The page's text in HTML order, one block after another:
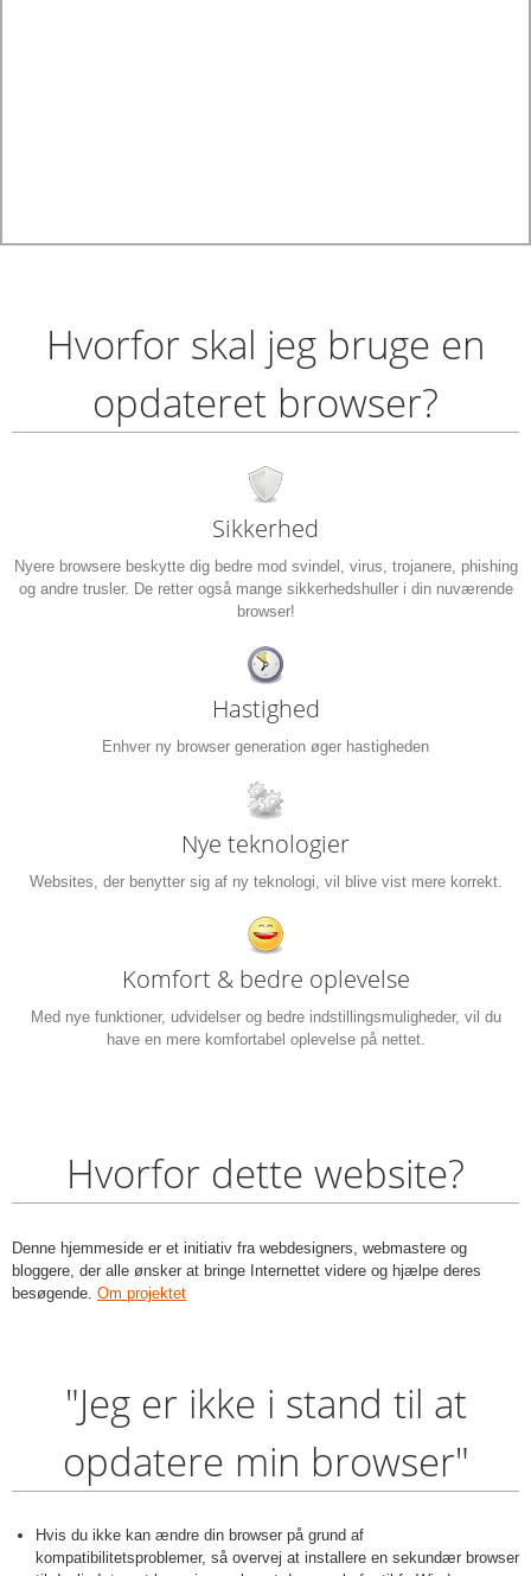
Hvorfor skal jeg bruge en
opdateret browser?
Sikkerhed
Nyere browsere beskytte dig bedre mod svindel, virus, trojanere, phishing
og andre trusler. De retter også mange sikkerhedshuller i din nuværende
browser!
Hastighed
Enhver ny browser generation øger hastigheden
Nye teknologier
Websites, der benytter sig af ny teknologi, vil blive vist mere korrekt.
Komfort & bedre oplevelse
Med nye funktioner, udvidelser og bedre indstillingsmuligheder, vil du
have en mere komfortabel oplevelse på nettet.
Hvorfor dette website?
Denne hjemmeside er et initiativ fra webdesigners, webmastere og
bloggere, der alle ønsker at bringe Internettet videre og hjælpe deres
besøgende. Om projektet
"Jeg er ikke i stand til at
opdatere min browser"
Hvis du ikke kan ændre din browser på grund af
kompatibilitetsproblemer, så overvej at installere en sekundær browser